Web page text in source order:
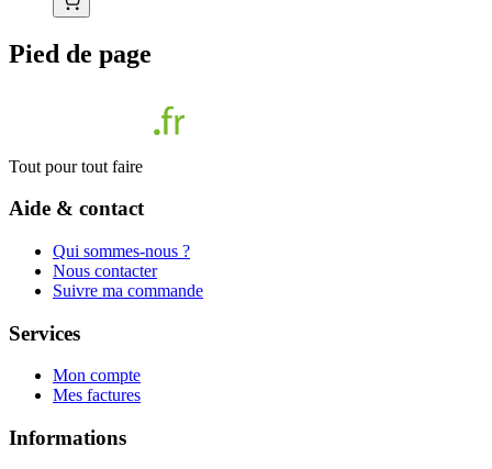
Pied de page
Tout pour tout faire
Aide & contact
Qui sommes-nous ?
Nous contacter
Suivre ma commande
Services
Mon compte
Mes factures
Informations